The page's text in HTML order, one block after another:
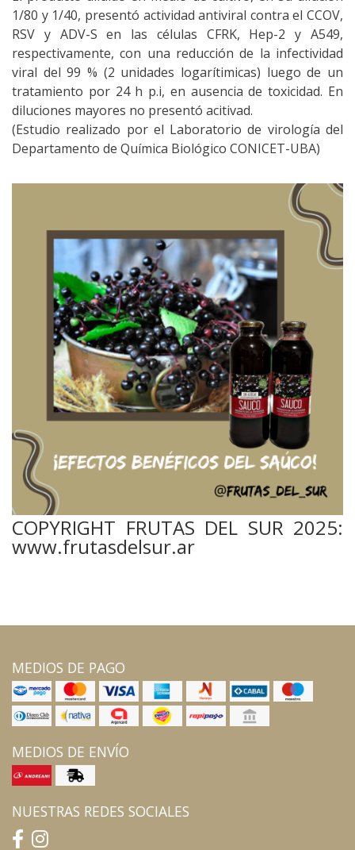
1/80 y 1/40, presentó actividad antiviral contra el CCOV,
RSV y ADV-S en las células CFRK, Hep-2 y A549,
respectivamente, con una reducción de la infectividad
viral del 99 % (2 unidades logarítimicas) luego de un
tratamiento por 24 h p.i, en ausencia de toxicidad. En
diluciones mayores no presentó acitivad.
(Estudio realizado por el Laboratorio de virología del
Departamento de Química Biológico CONICET-UBA)
COPYRIGHT FRUTAS DEL SUR 2025:
www.frutasdelsur.ar
MEDIOS DE PAGO
MEDIOS DE ENVÍO
NUESTRAS REDES SOCIALES